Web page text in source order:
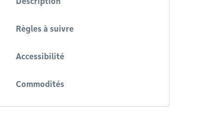
Règles à suivre
Accessibilité
Commodités